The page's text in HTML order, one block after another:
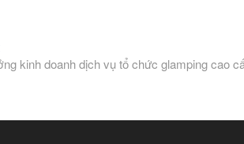
Next
post:kinh doanh dịch vụ tổ chức glamping cao